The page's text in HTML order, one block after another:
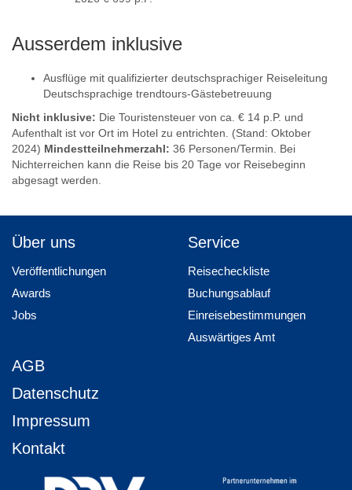
Ausserdem inklusive
Ausflüge mit qualifizierter deutschsprachiger Reiseleitung
Deutschsprachige trendtours-Gästebetreuung
Nicht inklusive: Die Touristensteuer von ca. € 14 p.P. und
Aufenthalt ist vor Ort im Hotel zu entrichten. (Stand: Oktober
2024) Mindestteilnehmerzahl: 36 Personen/Termin. Bei
Nichterreichen kann die Reise bis 20 Tage vor Reisebeginn
abgesagt werden.
Über uns
Veröffentlichungen
Awards
Jobs
Service
Reisecheckliste
Buchungsablauf
Einreisebestimmungen
Auswärtiges Amt
AGB
Datenschutz
Impressum
Kontakt